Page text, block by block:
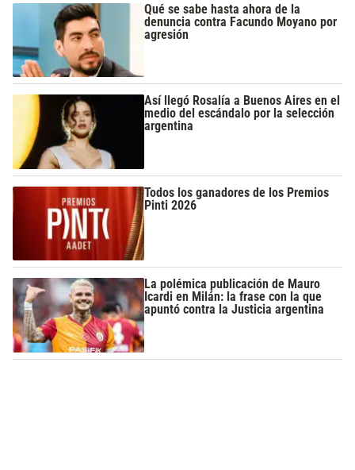
Qué se sabe hasta ahora de la
denuncia contra Facundo Moyano por
agresión
Así llegó Rosalía a Buenos Aires en el
medio del escándalo por la selección
argentina
Todos los ganadores de los Premios
Pinti 2026
La polémica publicación de Mauro
Icardi en Milán: la frase con la que
apuntó contra la Justicia argentina